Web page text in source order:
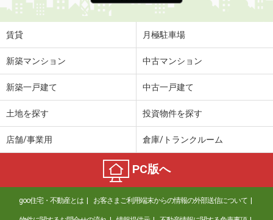
賃貸 月極駐車場
新築マンション 中古マンション
新築一戸建て 中古一戸建て
土地を探す 投資物件を探す
店舗/事業用 倉庫/トランクルーム
PC版へ
goo住宅・不動産とは お客さまご利用端末からの情報の外部送信について